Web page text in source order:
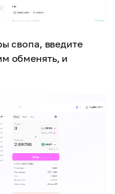
свопа, введите
обменять, и